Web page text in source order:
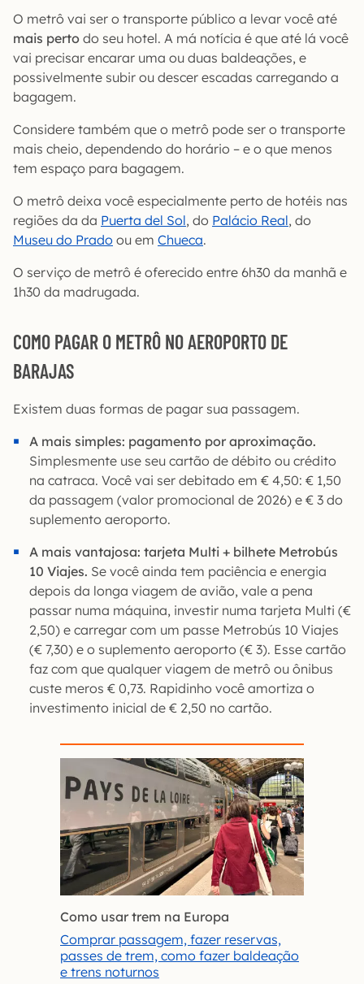
O metrô vai ser o transporte público a levar você até
mais perto do seu hotel. A má notícia é que até lá você
vai precisar encarar uma ou duas baldeações, e
possivelmente subir ou descer escadas carregando a
bagagem.
Considere também que o metrô pode ser o transporte
mais cheio, dependendo do horário – e o que menos
tem espaço para bagagem.
O metrô deixa você especialmente perto de hotéis nas
regiões da da Puerta del Sol, do Palácio Real, do
Museu do Prado ou em Chueca.
O serviço de metrô é oferecido entre 6h30 da manhã e
1h30 da madrugada.
COMO PAGAR O METRÔ NO AEROPORTO DE
BARAJAS
Existem duas formas de pagar sua passagem.
A mais simples: pagamento por aproximação.
Simplesmente use seu cartão de débito ou crédito
na catraca. Você vai ser debitado em € 4,50: € 1,50
da passagem (valor promocional de 2026) e € 3 do
suplemento aeroporto.
A mais vantajosa: tarjeta Multi + bilhete Metrobús
10 Viajes. Se você ainda tem paciência e energia
depois da longa viagem de avião, vale a pena
passar numa máquina, investir numa tarjeta Multi (€
2,50) e carregar com um passe Metrobús 10 Viajes
(€ 7,30) e o suplemento aeroporto (€ 3). Esse cartão
faz com que qualquer viagem de metrô ou ônibus
custe meros € 0,73. Rapidinho você amortiza o
investimento inicial de € 2,50 no cartão.
Como usar trem na Europa
Comprar passagem, fazer reservas,
passes de trem, como fazer baldeação
e trens noturnos